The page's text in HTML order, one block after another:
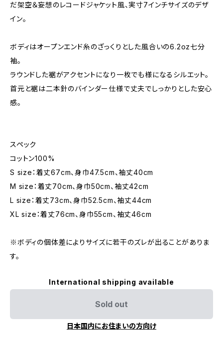
だ架空＆妄想のレコードジャケット風、実寸7インチサイズのデザ
イン。
ボディはオープンエンド糸のざっくりとした風合いの6.2oz七分
袖。
ラウンドした裾がアクセントになり一枚でも様になるシルエット。
首元と裾は二本針のバインダー仕様で丈夫でしっかりとした安心
感。
スペック
コットン100%
S size：着丈67cm、身巾47.5cm、袖丈40cm
M size：着丈70cm、身巾50cm、袖丈42cm
L size：着丈73cm、身巾52.5cm、袖丈44cm
XL size：着丈76cm、身巾55cm、袖丈46cm
※ボディの個体差によりサイズに若干のズレが出ることがありま
す。
International shipping available
Sold out
日本国内にお住まいの方向け